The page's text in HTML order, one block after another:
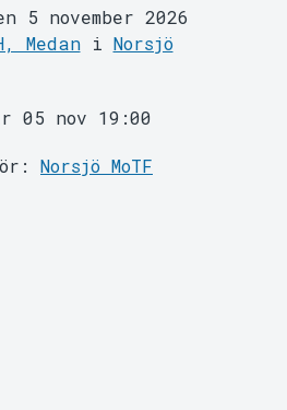
5 november 2026
Medani Norsjö
05 nov 19:00
Norsjö MoTF